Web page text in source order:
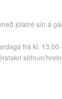
jólatré sín á
frá kl. 13,00
söfnun/